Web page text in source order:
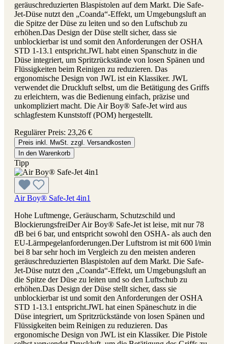
geräuschreduzierten Blaspistolen auf dem Markt. Die Safe-
Jet-Düse nutzt den „Coanda“-Effekt, um Umgebungsluft an
die Spitze der Düse zu leiten und so den Luftschub zu
erhöhen.Das Design der Düse stellt sicher, dass sie
unblockierbar ist und somit den Anforderungen der OSHA
STD 1-13.1 entspricht.JWL habt einen Spanschutz in die
Düse integriert, um Spritzrückstände von losen Spänen und
Flüssigkeiten beim Reinigen zu reduzieren. Das
ergonomische Design von JWL ist ein Klassiker. JWL
verwendet die Druckluft selbst, um die Betätigung des Griffs
zu erleichtern, was die Bedienung einfach, präzise und
unkompliziert macht. Die Air Boy® Safe-Jet wird aus
schlagfestem Kunststoff (POM) hergestellt.
Regulärer Preis: 23,26 €
Preis inkl. MwSt. zzgl. Versandkosten
In den Warenkorb
Tipp
Air Boy® Safe-Jet 4in1
Hohe Luftmenge, Geräuscharm, Schutzschild und
BlockierungsfreiDer Air Boy® Safe-Jet ist leise, mit nur 78
dB bei 6 bar, und entspricht sowohl den OSHA- als auch den
EU-Lärmpegelanforderungen.Der Luftstrom ist mit 600 l/min
bei 8 bar sehr hoch im Vergleich zu den meisten anderen
geräuschreduzierten Blaspistolen auf dem Markt. Die Safe-
Jet-Düse nutzt den „Coanda“-Effekt, um Umgebungsluft an
die Spitze der Düse zu leiten und so den Luftschub zu
erhöhen.Das Design der Düse stellt sicher, dass sie
unblockierbar ist und somit den Anforderungen der OSHA
STD 1-13.1 entspricht.JWL hat einen Späneschutz in die
Düse integriert, um Spritzrückstände von losen Spänen und
Flüssigkeiten beim Reinigen zu reduzieren. Das
ergonomische Design von JWL ist ein Klassiker. Die Pistole